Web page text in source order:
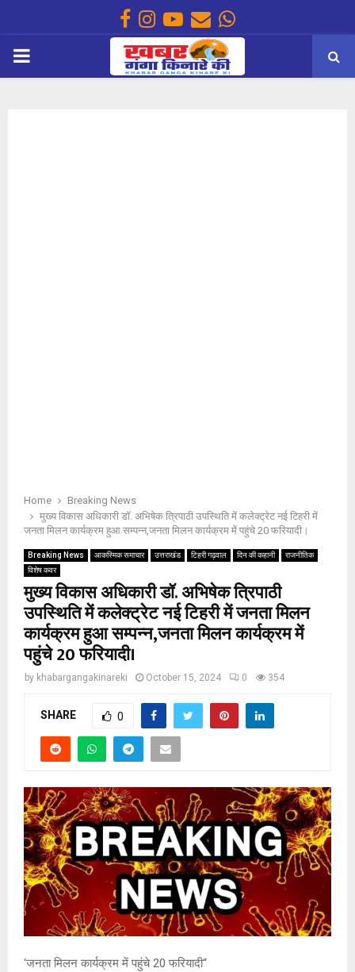
Facebook
Instagram
Youtube
EmailWhatsapp
PRIMARY
Home
Breaking News
मुख्य विकास अधिकारी डॉ. अभिषेक त्रिपाठी उपस्थिति में कलेक्ट्रेट नई टिहरी में
जनता मिलन कार्यक्रम हुआ सम्पन्न,जनता मिलन कार्यक्रम में पहुंचे 20 फरियादी।
Breaking News आकस्मिक समाचार उत्तराखंड टिहरी गढ़वाल दिन की कहानी
राजनीतिक
विशेष कवर
मुख्य विकास अधिकारी डॉ. अभिषेक त्रिपाठी
उपस्थिति में कलेक्ट्रेट नई टिहरी में जनता मिलन
कार्यक्रम हुआ सम्पन्न,जनता मिलन कार्यक्रम में
पहुंचे 20 फरियादी।
by khabargangakinareki October 15, 2024 0 354
SHARE 0
‘जनता मिलन कार्यक्रम में पहुंचे 20 फरियादी‘‘